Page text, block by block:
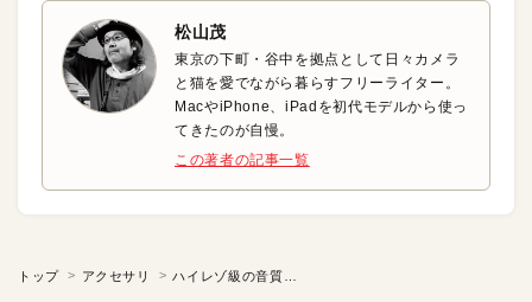
松山茂
東京の下町・谷中を拠点として日々カメラ
と猫を愛でながら暮らすフリーライター。
MacやiPhone、iPadを初代モデルから使っ
てきたのが自慢。
この著者の記事一覧
トップ アクセサリ